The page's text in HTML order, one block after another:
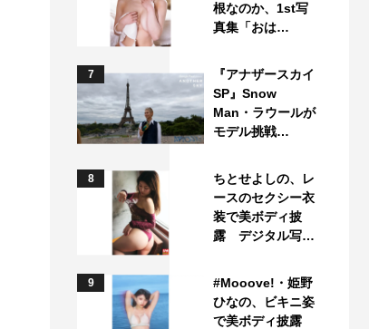
根なのか、1st写
真集「おは…
7
『アナザースカイ
SP』Snow
Man・ラウールが
モデル挑戦…
8
ちとせよしの、レ
ースのセクシー衣
装で美ボディ披
露 デジタル写…
9
#Mooove!・姫野
ひなの、ビキニ姿
で美ボディ披露